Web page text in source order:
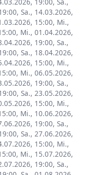
, Sa., 14.03.2026,
15:00, Mi.,
, Mi., 01.04.2026,
19:00, Sa.,
, Sa., 18.04.2026,
15:00, Mi.,
, Mi., 06.05.2026,
19:00, Sa.,
, Sa., 23.05.2026,
15:00, Mi.,
, Mi., 10.06.2026,
19:00, Sa.,
, Sa., 27.06.2026,
15:00, Mi.,
, Mi., 15.07.2026,
19:00, Sa.,